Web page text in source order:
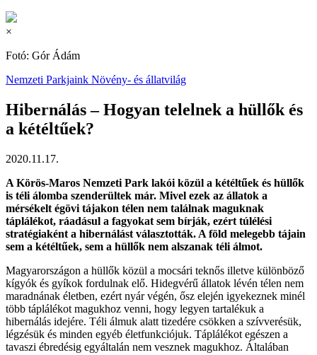
×
Fotó: Gór Ádám
Nemzeti Parkjaink Növény- és állatvilág
Hibernálás – Hogyan telelnek a hüllők és
a kétéltűek?
2020.11.17.
A Körös-Maros Nemzeti Park lakói közül a kétéltűek és hüllők
is téli álomba szenderültek már. Mivel ezek az állatok a
mérsékelt égövi tájakon télen nem találnak maguknak
táplálékot, ráadásul a fagyokat sem bírják, ezért túlélési
stratégiaként a hibernálást választották. A föld melegebb tájain
sem a kétéltűek, sem a hüllők nem alszanak téli álmot.
Magyarországon a hüllők közül a mocsári teknős illetve különböző
kígyók és gyíkok fordulnak elő. Hidegvérű állatok lévén télen nem
maradnának életben, ezért nyár végén, ősz elején igyekeznek minél
több táplálékot magukhoz venni, hogy legyen tartalékuk a
hibernálás idejére. Téli álmuk alatt tizedére csökken a szívverésük,
légzésük és minden egyéb életfunkciójuk. Táplálékot egészen a
tavaszi ébredésig egyáltalán nem vesznek magukhoz. Általában